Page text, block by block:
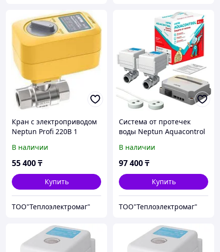
Кран с электроприводом
Neptun Profi 220B 1
В наличии
55 400₸
Купить
ТОО"Теплоэлектромаг"
Система от протечек
воды Neptun Aquacontrol
В наличии
97 400₸
Купить
ТОО"Теплоэлектромаг"